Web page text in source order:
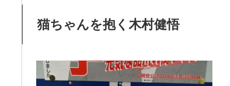
猫ちゃんを抱く木村健悟